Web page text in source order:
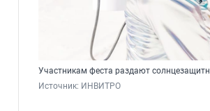
Участникам феста раздают
Источник: ИНВИТРО